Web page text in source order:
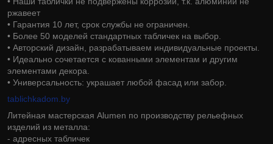
ржавеет
• Гарантия 10 лет, срок службы не ограничен.
• Более 50 моделей стандартных табличек на выбор.
• Авторский дизайн, разрабатываем индивидуальные проекты.
• Идеально сочетается с кованными элементам и другим
элементами декора.
• Универсальность: украшает любой фасад или забор.
tablichkadom.by
Литейная мастерская Alumen по производству рельефных
изделий из металла:
- адресных табличек